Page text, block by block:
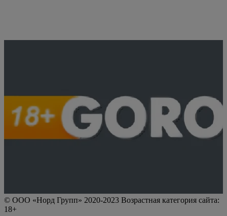
© ООО «Норд Групп» 2020-2023 Возрастная категория сайта:
18+